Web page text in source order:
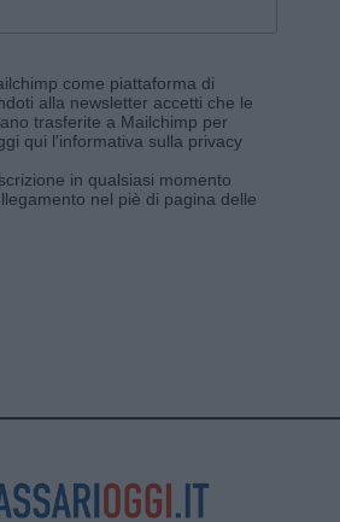
come piattaforma di
alla newsletter accetti che le
trasferite a Mailchimp per
qui l'informativa sulla privacy
in qualsiasi momento
nel piè di pagina delle